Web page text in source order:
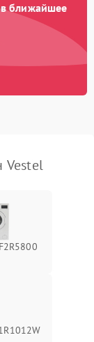
в ближайшее
Vestel